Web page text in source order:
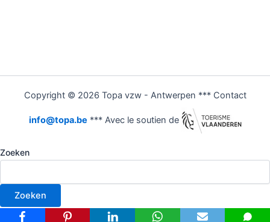
Copyright © 2026 Topa vzw - Antwerpen *** Contact
info@topa.be *** Avec le soutien de
Zoeken
Zoeken